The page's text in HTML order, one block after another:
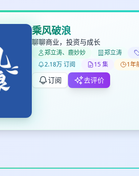
乘风破浪
聊聊商业，投资与成长
郑立涛、鹿妙妙 郑立涛
2.18万 订阅
15 集 1年
订阅 去评价
打分
键盘下留人
删除确认
加入播单